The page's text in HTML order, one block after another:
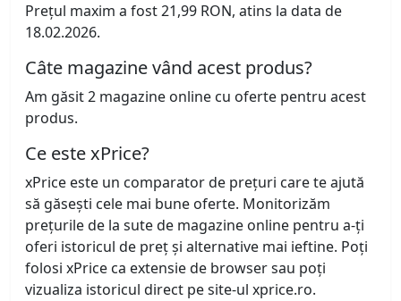
Prețul maxim a fost 21,99 RON, atins la data de
18.02.2026.
Câte magazine vând acest produs?
Am găsit 2 magazine online cu oferte pentru acest
produs.
Ce este xPrice?
xPrice este un comparator de prețuri care te ajută
să găsești cele mai bune oferte. Monitorizăm
prețurile de la sute de magazine online pentru a-ți
oferi istoricul de preț și alternative mai ieftine. Poți
folosi xPrice ca extensie de browser sau poți
vizualiza istoricul direct pe site-ul xprice.ro.